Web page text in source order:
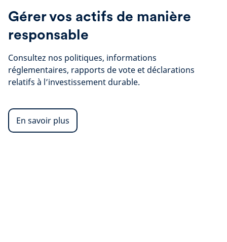
Gérer vos actifs de manière
responsable
Consultez nos politiques, informations
réglementaires, rapports de vote et déclarations
relatifs à l’investissement durable.
En savoir plus